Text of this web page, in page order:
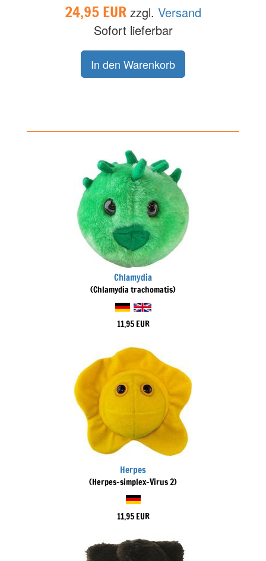
24,95 EUR zzgl. Versand
Sofort lieferbar
Chlamydia
(Chlamydia trachomatis)
11,95 EUR
Herpes
(Herpes-simplex-Virus 2)
11,95 EUR